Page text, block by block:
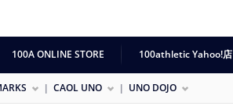
100A ONLINE STORE 100athletic Yahoo!店
CAOL UNO UNO DOJO